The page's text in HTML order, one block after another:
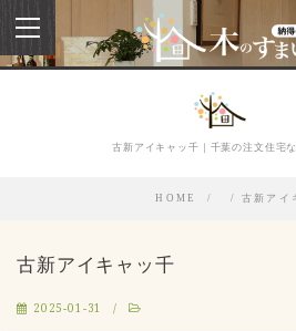
toggle
navigation
古新アイキャッ千｜千葉の注文住宅
HOME 古新アイ
古新アイキャッ千
2025-01-31